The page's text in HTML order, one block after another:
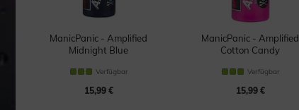
ManicPanic - Amplified
Midnight Blue
Verfügbar
15,99 €
ManicPanic - Amplified
Cotton Candy
Verfügbar
15,99 €